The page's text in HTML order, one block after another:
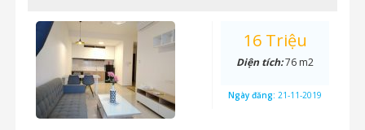
16 Triệu
Diện tích:76 m2
Ngày đăng: 21-11-2019